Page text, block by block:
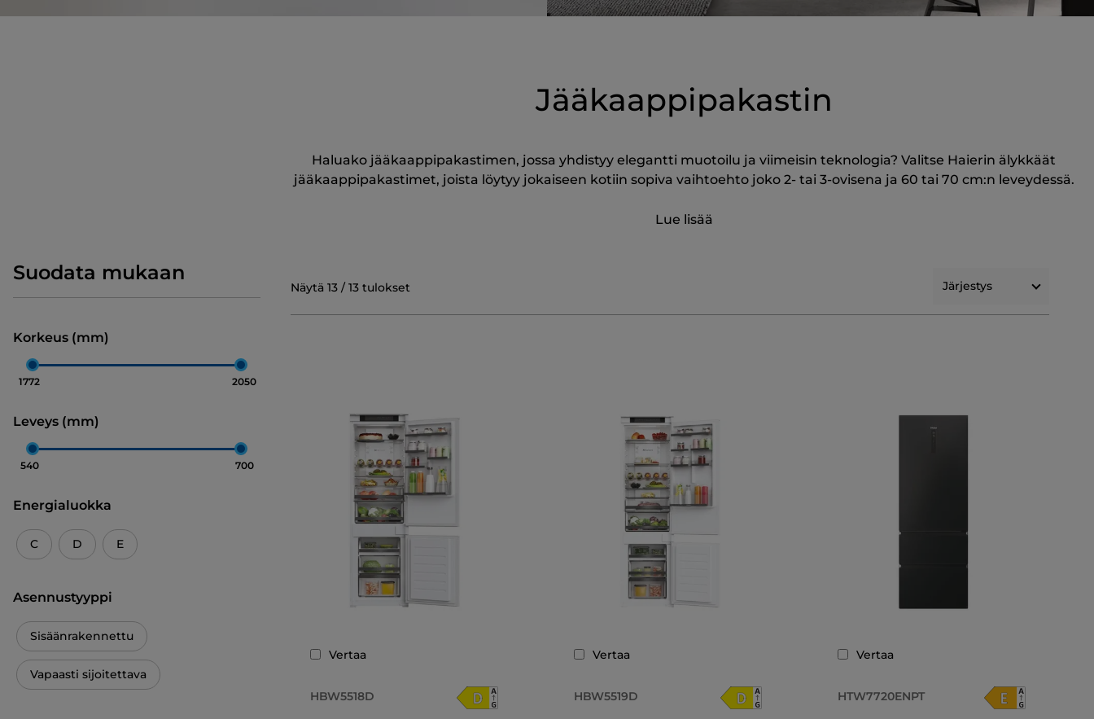
Jääkaappipakastin
Haluako jääkaappipakastimen, jossa yhdistyy elegantti muotoilu ja viimeisin teknologia? Valitse Haierin älykkäät
jääkaappipakastimet, joista löytyy jokaiseen kotiin sopiva vaihtoehto joko 2- tai 3-ovisena ja 60 tai 70 cm:n leveydessä.
Lue lisää
Suodata mukaan
Korkeus (mm)
1772 2050
Leveys (mm)
540 700
Energialuokka
C D E
Asennustyyppi
Sisäänrakennettu
Vapaasti sijoitettava
Näytä 13 / 13 tulokset Järjestys
Vertaa
HBW5518D
Vertaa
HBW5519D
Vertaa
HTW7720ENPT